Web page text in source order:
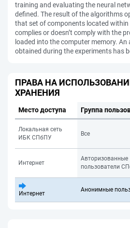
training and evaluating the neural
defined. The result of the algorithms
that set of components located within
complies or doesn’t comply with the
loaded into the computer memory.
obtained during the experiments has
ПРАВА НА
ХРАНЕНИЯ
Место доступа Группа
Локальная сеть
ИБК СПбПУ
Все
Интернет
Авторизованные
пользователи
Интернет
Анонимные